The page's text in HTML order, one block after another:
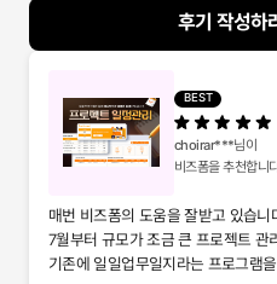
후기 작성하
BEST
choirar***님이
비즈폼을 추천합니
매번 비즈폼의 도움을 잘받고 있습니
7월부터 규모가 조금 큰 프로젝트 관
기존에 일일업무일지라는 프로그램